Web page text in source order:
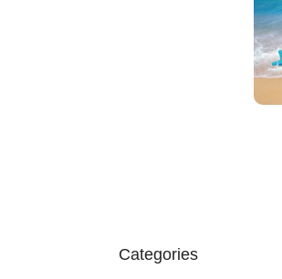
Categories